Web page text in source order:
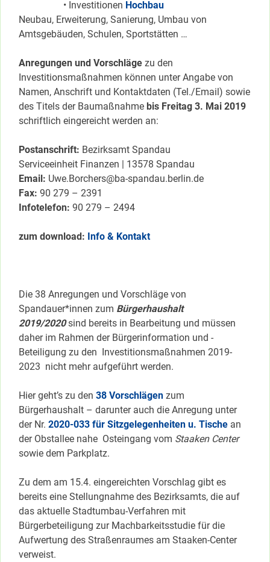
• Investitionen Hochbau
Neubau, Erweiterung, Sanierung, Umbau von
Amtsgebäuden, Schulen, Sportstätten …
Anregungen und Vorschläge zu den
Investitionsmaßnahmen können unter Angabe von
Namen, Anschrift und Kontaktdaten (Tel./Email) sowie
des Titels der Baumaßnahme bis Freitag 3. Mai 2019
schriftlich eingereicht werden an:
Postanschrift: Bezirksamt Spandau
Serviceeinheit Finanzen | 13578 Spandau
Email: Uwe.Borchers@ba-spandau.berlin.de
Fax: 90 279 – 2391
Infotelefon: 90 279 – 2494
zum download: Info & Kontakt
Die 38 Anregungen und Vorschläge von
Spandauer*innen zum Bürgerhaushalt
2019/2020sind bereits in Bearbeitung und müssen
daher im Rahmen der Bürgerinformation und -
Beteiligung zu den Investitionsmaßnahmen 2019-
2023 nicht mehr aufgeführt werden.
Hier geht’s zu den 38 Vorschlägen zum
Bürgerhaushalt – darunter auch die Anregung unter
der Nr. 2020-033 für Sitzgelegenheiten u. Tische an
der Obstallee nahe Osteingang vom Staaken Center
sowie dem Parkplatz.
Zu dem am 15.4. eingereichten Vorschlag gibt es
bereits eine Stellungnahme des Bezirksamts, die auf
das aktuelle Stadtumbau-Verfahren mit
Bürgerbeteiligung zur Machbarkeitsstudie für die
Aufwertung des Straßenraumes am Staaken-Center
verweist.